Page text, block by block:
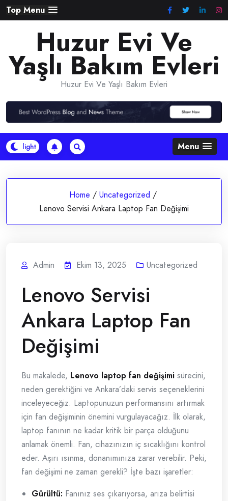
Skip
to
Top Menu
Huzur Evi Ve
Yaşlı Bakım Evleri
Huzur Evi Ve Yaşlı Bakım Evleri
Menu
Home / Uncategorized /
Lenovo Servisi Ankara Laptop Fan Değişimi
Admin Ekim 13, 2025 Uncategorized
Lenovo Servisi
Ankara Laptop Fan
Değişimi
Bu makalede, Lenovo laptop fan değişimi sürecini,
neden gerektiğini ve Ankara’daki servis seçeneklerini
inceleyeceğiz. Laptopunuzun performansını artırmak
için fan değişiminin önemini vurgulayacağız. İlk olarak,
laptop fanının ne kadar kritik bir parça olduğunu
anlamak önemli. Fan, cihazınızın iç sıcaklığını kontrol
eder. Aşırı ısınma, donanımınıza zarar verebilir. Peki,
fan değişimi ne zaman gerekli? İşte bazı işaretler:
Gürültü: Fanınız ses çıkarıyorsa, arıza belirtisi